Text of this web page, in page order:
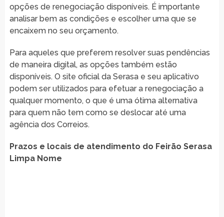
opções de renegociação disponíveis. É importante
analisar bem as condições e escolher uma que se
encaixem no seu orçamento.
Para aqueles que preferem resolver suas pendências
de maneira digital, as opções também estão
disponíveis. O site oficial da Serasa e seu aplicativo
podem ser utilizados para efetuar a renegociação a
qualquer momento, o que é uma ótima alternativa
para quem não tem como se deslocar até uma
agência dos Correios.
Prazos e locais de atendimento do Feirão Serasa
Limpa Nome